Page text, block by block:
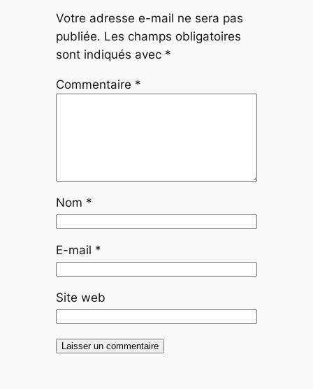
Votre adresse e-mail ne sera pas
publiée. Les champs obligatoires
sont indiqués avec *
Commentaire *
Nom *
E-mail *
Site web